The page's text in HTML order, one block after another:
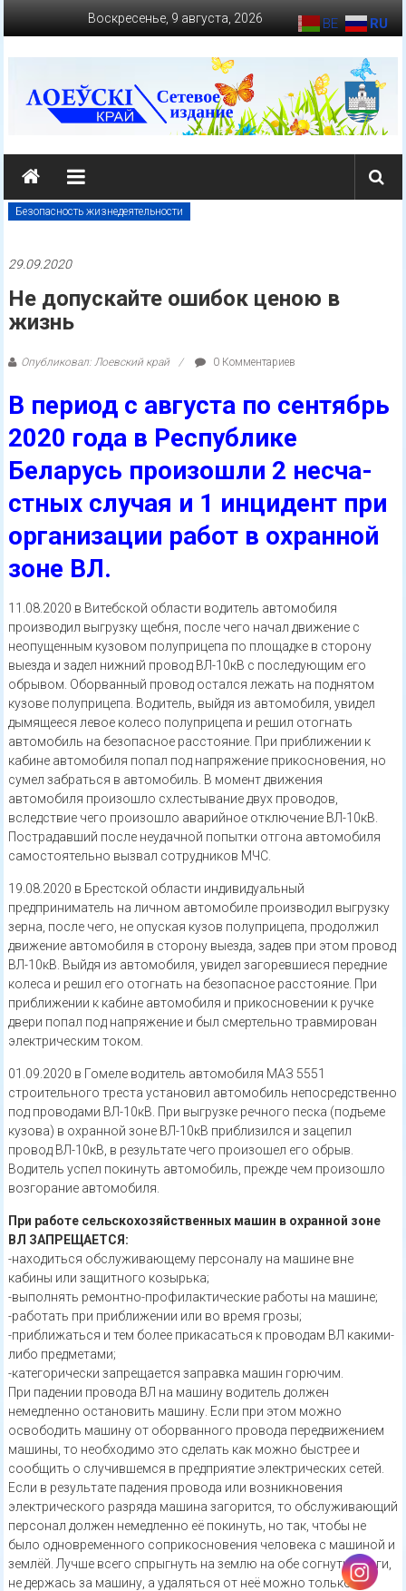
Воскресенье, 9 августа, 2026
loevkraj.by
Еженедельная
районная
газета
Безопасность жизнедеятельности
29.09.2020
Не допускайте ошибок ценою в
жизнь
Опубликовал: Лоевский край 0 Комментариев
В период с августа по сентябрь
2020 года в Республике
Беларусь произошли 2 несча­
стных случая и 1 инцидент при
организации работ в охранной
зоне BЛ.
11.08.2020 в Витебской области водитель автомобиля
производил выгрузку щебня, после чего начал движение с
неопущенным кузовом полуприцепа по площадке в сто­рону
выезда и задел нижний провод ВЛ-10кВ с последующим его
обрывом. Оборванный провод остался лежать на поднятом
кузове полуприцепа. Водитель, выйдя из автомобиля, увидел
дымящееся левое колесо полуприцепа и решил отогнать
автомобиль на безопасное расстояние. При приближении к
кабине автомобиля попал под напряжение прикосновения, но
сумел забраться в автомобиль. В момент движения
автомобиля произошло схлестывание двух проводов,
вследствие чего произошло аварийное отключение ВЛ-10кВ.
Постра­давший после неудачной попытки отгона автомобиля
самостоятельно вызвал сотрудников МЧС.
19.08.2020 в Брестской области индивидуальный
предприниматель на личном авто­мобиле производил выгрузку
зерна, после чего, не опуская кузов полуприцепа, про­должил
движение автомобиля в сторону выезда, задев при этом провод
ВЛ-10кВ. Выйдя из автомобиля, увидел загоревшиеся передние
колеса и решил его отогнать на безо­пасное расстояние. При
приближении к кабине автомобиля и прикосновении к ручке
двери попал под напряжение и был смертельно травмирован
электрическим током.
01.09.2020 в Гомеле водитель автомобиля МАЗ 5551
строительного треста установил автомобиль непосредственно
под проводами ВЛ-10кВ. При выгрузке речного песка (подъеме
кузова) в охранной зоне ВЛ-10кВ приблизился и зацепил
провод ВЛ-10кВ, в результате чего про­изошел его обрыв.
Водитель успел покинуть автомобиль, прежде чем произошло
возгорание автомобиля.
При работе сельскохозяйственных машин в охранной зоне
ВЛ ЗАПРЕЩАЕТСЯ:
-находиться обслуживающему персоналу на машине вне
кабины или защитного козырька;
-выполнять ремонтно-профилактические работы на машине;
-работать при приближении или во время грозы;
-приближаться и тем более прикасаться к проводам ВЛ какими-
либо предметами;
-категорически запрещается заправка машин горючим.
При падении провода ВЛ на машину водитель должен
немедленно остановить маши­ну. Если при этом можно
освободить машину от оборванного провода передвижением
маши­ны, то необходимо это сделать как можно быстрее и
сообщить о случившемся в предприятие электрических сетей.
Если в результате падения провода или возникновения
электрического разряда ма­шина загорится, то обслуживающий
персонал должен немедленно её покинуть, но так, что­бы не
было одновременного соприкосновения человека с машиной и
землёй. Лучше всего спрыгнуть на землю на обе согнутые ноги,
не держась за машину, а удаляться от неё можно только
BE RU